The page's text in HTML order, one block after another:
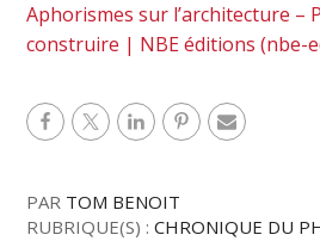
Aphorismes sur l’architecture –
construire | NBE éditions (nbe-
PAR TOM BENOIT
RUBRIQUE(S) :CHRONIQUE DU